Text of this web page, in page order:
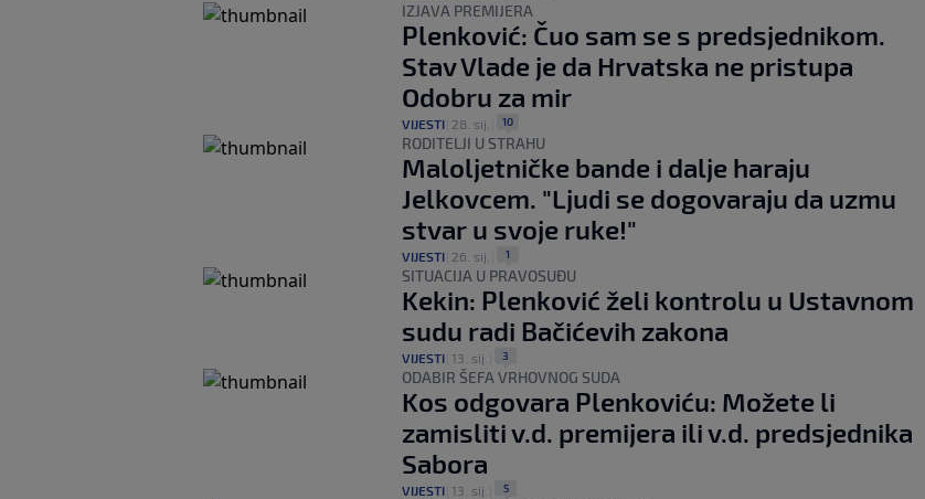
IZJAVA PREMIJERA
Plenković: Čuo sam se s predsjednikom.
Stav Vlade je da Hrvatska ne pristupa
Odobru za mir
VIJESTI 28. sij. 10
RODITELJI U STRAHU
Maloljetničke bande i dalje haraju
Jelkovcem. "Ljudi se dogovaraju da uzmu
stvar u svoje ruke!"
VIJESTI 26. sij. 1
SITUACIJA U PRAVOSUĐU
Kekin: Plenković želi kontrolu u Ustavnom
sudu radi Bačićevih zakona
VIJESTI 13. sij. 3
ODABIR ŠEFA VRHOVNOG SUDA
Kos odgovara Plenkoviću: Možete li
zamisliti v.d. premijera ili v.d. predsjednika
Sabora
VIJESTI 13. sij. 5